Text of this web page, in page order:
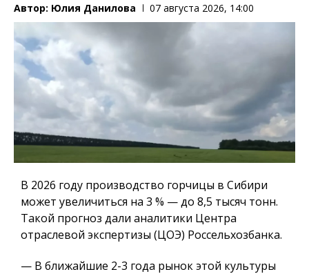
Автор: Юлия Данилова 07 августа 2026, 14:00
В 2026 году производство горчицы в Сибири
может увеличиться на 3 % — до 8,5 тысяч тонн.
Такой прогноз дали аналитики Центра
отраслевой экспертизы (ЦОЭ) Россельхозбанка.
— В ближайшие 2-3 года рынок этой культуры